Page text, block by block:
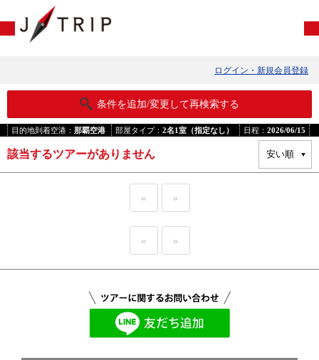
ログイン・新規会員登録
条件を追加/変更して再検索する
目的地到着空港： 那覇空港 部屋タイプ： 2名1室（指定なし） 日程： 2026/06/15
該当するツアーがありません
« »
« »